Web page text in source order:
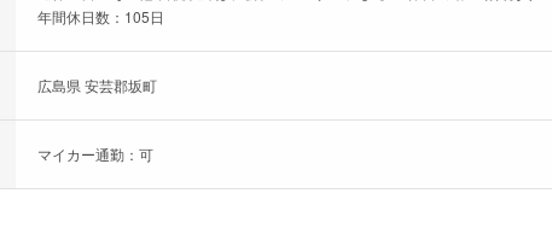
年間休日数：105日
広島県 安芸郡坂町
マイカー通勤：可